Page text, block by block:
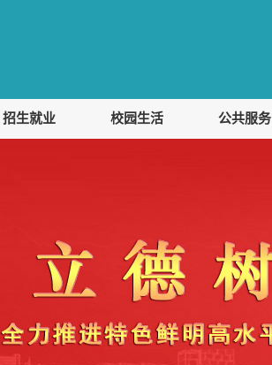
招生就业 校园生活 公共服务